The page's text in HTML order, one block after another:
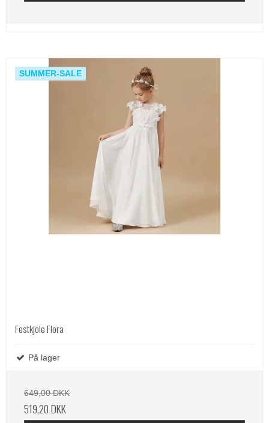
SUMMER-SALE
Festkjole Flora
På lager
649,00 DKK
519,20 DKK